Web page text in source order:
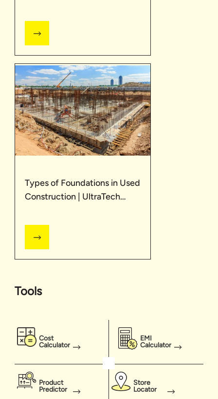
Types of Foundations in Used
Construction | UltraTech
Tools
Cost
Calculator
EMI
Calculator
Product
Predictor
Store
Locator